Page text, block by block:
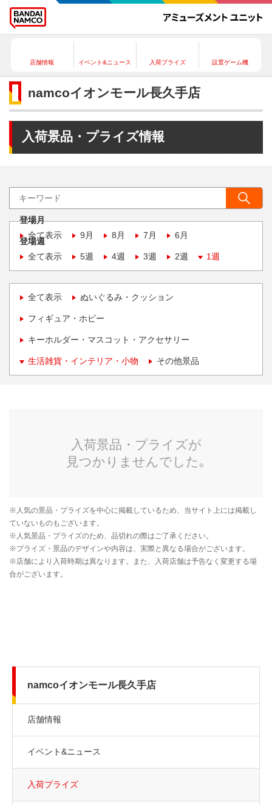
店舗情報 イベント&ニュース 入荷プライズ 設置ゲーム機
namcoイオンモール長久手店
入荷景品・プライズ情報
登場月
全て表示
9月 8月 7月 6月
登場週
全て表示
5週 4週 3週 2週 1週
全て表示 ぬいぐるみ・クッション
フィギュア・ホビー
キーホルダー・マスコット・アクセサリー
生活雑貨・インテリア・小物 その他景品
namcoイオンモール長久手店
店舗情報
イベント&ニュース
入荷プライズ